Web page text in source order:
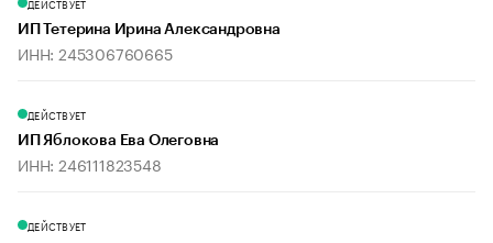
ДЕЙСТВУЕТ
ИП Тетерина Ирина Александровна
ИНН: 245306760665
ДЕЙСТВУЕТ
ИП Яблокова Ева Олеговна
ИНН: 246111823548
ДЕЙСТВУЕТ